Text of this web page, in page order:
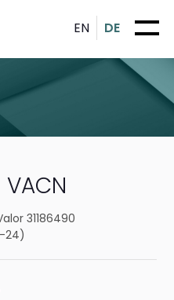
EN DE
VACN
31186490
24)